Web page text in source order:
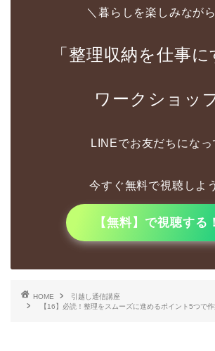
＼暮らしを楽しみなが
「整理収納を仕事に
ワークショッ
LINEでお友だちになっ
今すぐ無料で視聴しよ
【無料】で視聴する！
HOME
引越し通信講座
【16】必読！整理をスムーズに進めるポイント5つで